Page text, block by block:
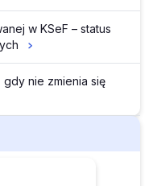
w KSeF – status
nie zmienia się